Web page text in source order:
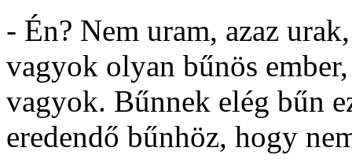
- Én? Nem uram, azaz
vagyok olyan bűnös
vagyok. Bűnnek elég bűn
eredendő bűnhöz, hogy